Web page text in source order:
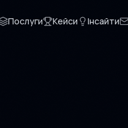
Послуги Кейси Інсайти